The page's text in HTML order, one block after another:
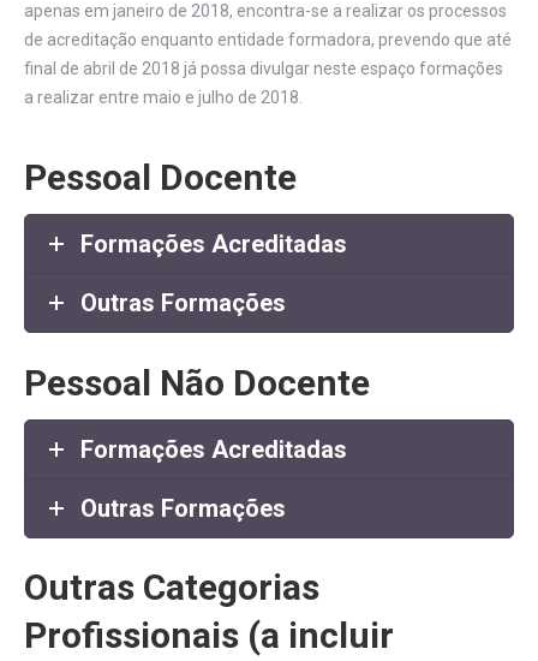
apenas em janeiro de 2018, encontra-se a realizar os processos
de acreditação enquanto entidade formadora, prevendo que até
final de abril de 2018 já possa divulgar neste espaço formações
a realizar entre maio e julho de 2018.
Pessoal Docente
Formações Acreditadas
Outras Formações
Pessoal Não Docente
Formações Acreditadas
Outras Formações
Outras Categorias
Profissionais (a incluir